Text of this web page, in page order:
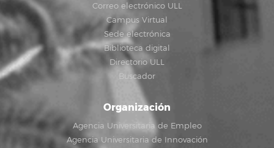
Correo electrónico ULL
Campus Virtual
Sede electrónica
Biblioteca digital
Directorio ULL
Buscador
Organización
Agencia Universitaria de Empleo
Agencia Universitaria de Innovación